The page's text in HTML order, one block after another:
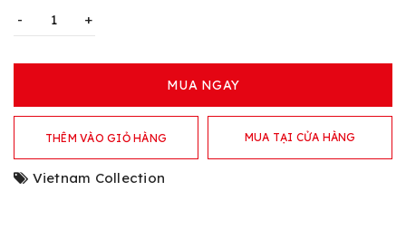
- +
MUA NGAY
THÊM VÀO GIỎ HÀNG MUA TẠI CỬA HÀNG
Vietnam Collection